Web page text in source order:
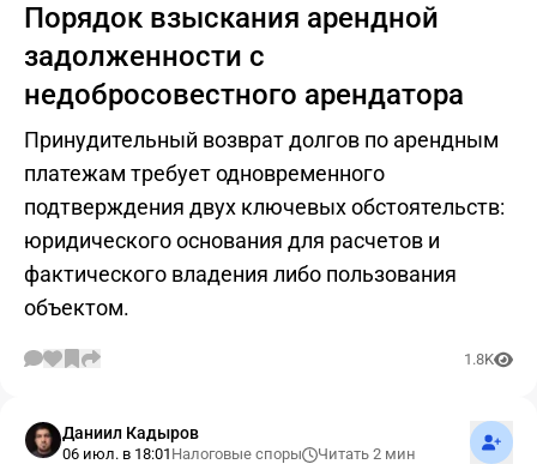
Порядок взыскания арендной
задолженности с
недобросовестного арендатора
Принудительный возврат долгов по арендным
платежам требует одновременного
подтверждения двух ключевых обстоятельств:
юридического основания для расчетов и
фактического владения либо пользования
объектом.
1.8K
Даниил Кадыров
06 июл. в 18:01 Налоговые споры Читать 2 мин